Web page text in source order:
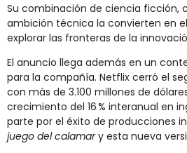
Su combinación de ciencia ficción,
ambición técnica la convierten en
explorar las fronteras de la
El anuncio llega además en un
para la compañía. Netflix cerró el
con más de 3.100 millones de
crecimiento del 16 % interanual en
parte por el éxito de producciones
juego del calamary esta nueva